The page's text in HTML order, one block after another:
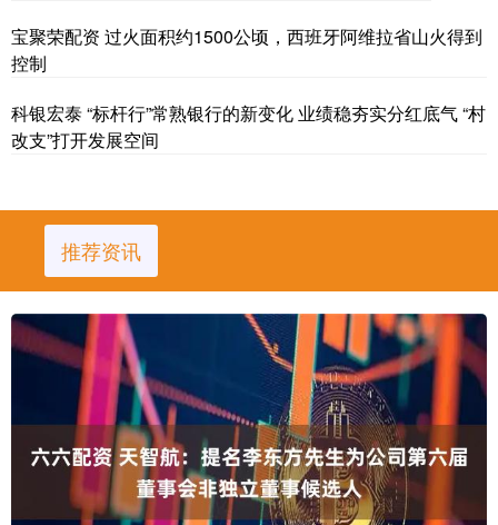
宝聚荣配资 过火面积约1500公顷，西班牙阿维拉省山火得到
控制
科银宏泰 “标杆行”常熟银行的新变化 业绩稳夯实分红底气 “村
改支”打开发展空间
推荐资讯